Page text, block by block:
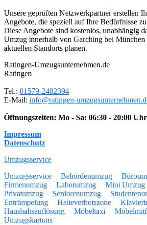
Unsere geprüften Netzwerkpartner erstellen
Angebote, die speziell auf Ihre Bedürfnisse
Diese Angebote sind kostenlos, unabhängig
Umzug innerhalb von Garching bei München
aktuellen Standorts planen.
Ratingen-Umzugsunternehmen.de
Ratingen
Tel.: 01579-2482394
E-Mail: info@ratingen-
Öffnungszeiten: Mo - Sa: 06:30 - 20:00 Uhr
Impressum
Datenschutz
Umzugsservice
Umzugsservice
Behördenumzug
Firmenumzug
Laborumzug Mini Umzug
Privatumzug
Seniorenumzug
Entrümpelung
Halteverbotszone
Haushaltsauflösung
Möbeltaxi
Umzugskartons